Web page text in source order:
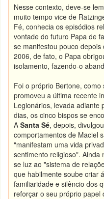
Nesse contexto, deve-se
muito tempo vice de
Fé, conhecia os episódios
vontade do futuro Papa de
se manifestou pouco
2006, de fato, o Papa
isolamento, fazendo-o
Foi o próprio Bertone,
promoveu a última recente
Legionários, levada adiante
dias, os cinco bispos se
ASanta Sé, depois,
comportamentos de Maciel
"manifestam uma vida
sentimento religioso". Ainda
se luz ao "sistema de
que habilmente soube criar
familiaridade e silêncio dos
reforçar o seu próprio papel